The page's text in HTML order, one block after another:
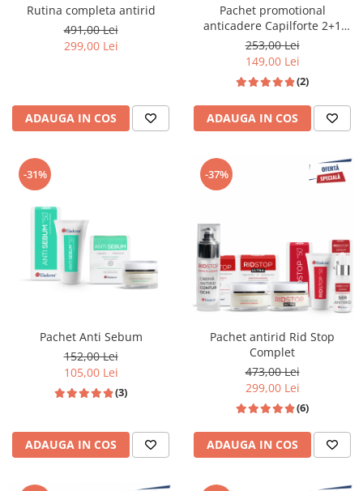
Rutina completa antirid
491,00 Lei
299,00 Lei
ADAUGA IN COS
Pachet promotional
anticadere Capilforte 2+1
GRATIS
253,00 Lei
149,00 Lei
(2)
ADAUGA IN COS
-31%
Pachet Anti Sebum
152,00 Lei
105,00 Lei
(3)
ADAUGA IN COS
-37%
Pachet antirid Rid Stop
Complet
473,00 Lei
299,00 Lei
(6)
ADAUGA IN COS